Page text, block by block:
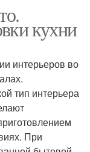
кухни
интерьеров во
тип интерьера
При